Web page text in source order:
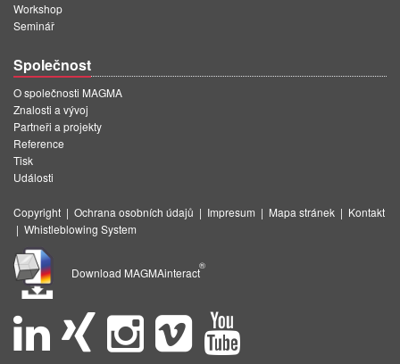
Workshop
Seminář
Společnost
O společnosti MAGMA
Znalosti a vývoj
Partneři a projekty
Reference
Tisk
Události
Copyright | Ochrana osobních údajů | Impresum | Mapa stránek | Kontakt
| Whistleblowing System
Download MAGMAinteract
®